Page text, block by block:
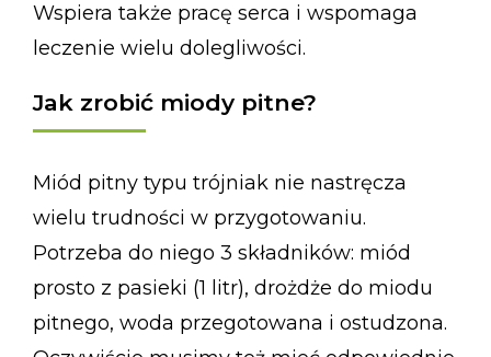
Wspiera także pracę serca i wspomaga
leczenie wielu dolegliwości.
Jak zrobić miody pitne?
Miód pitny typu trójniak nie nastręcza
wielu trudności w przygotowaniu.
Potrzeba do niego 3 składników: miód
prosto z pasieki (1 litr), drożdże do miodu
pitnego, woda przegotowana i ostudzona.